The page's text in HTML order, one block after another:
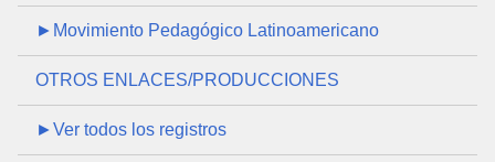
►Movimiento Pedagógico Latinoamericano
OTROS ENLACES/PRODUCCIONES
►Ver todos los registros